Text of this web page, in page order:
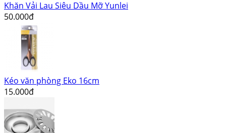
Khăn Vải Lau Siêu Dầu Mỡ Yunlei
50.000đ
Kéo văn phòng Eko 16cm
15.000đ